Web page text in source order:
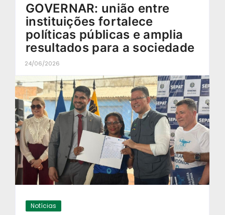
GOVERNAR: união entre
instituições fortalece
políticas públicas e amplia
resultados para a sociedade
24/06/2026
Notícias